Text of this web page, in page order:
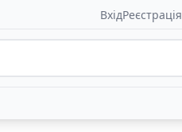
ВхідРеєстрація